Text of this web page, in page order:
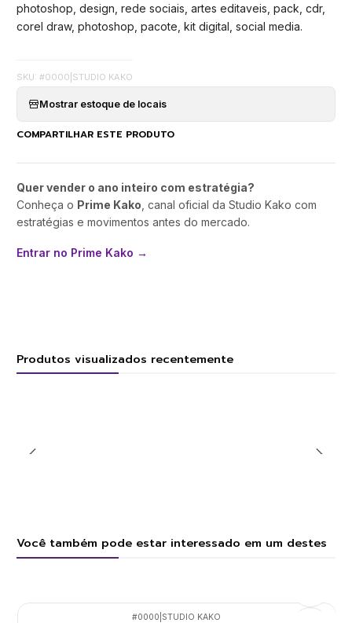
photoshop, design, rede sociais, artes editaveis, pack, cdr,
corel draw, photoshop, pacote, kit digital, social media.
SKU: #0000 STUDIO KAKO
Mostrar estoque de locais
COMPARTILHAR ESTE PRODUTO
Quer vender o ano inteiro com estratégia?
Conheça o Prime Kako , canal oficial da Studio Kako com
estratégias e movimentos antes do mercado.
Entrar no Prime Kako →
Produtos visualizados recentemente
Você também pode estar interessado em um destes
#0000 STUDIO KAKO